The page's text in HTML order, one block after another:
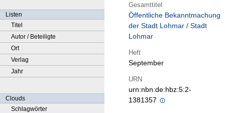
Listen
Titel
Autor / Beteiligte
Ort
Verlag
Jahr
Clouds
Schlagwörter
Gesamttitel
Öffentliche Bekanntmachung
der Stadt Lohmar / Stadt
Lohmar
Heft
September
URN
urn:nbn:de:hbz:5:2-
1381357